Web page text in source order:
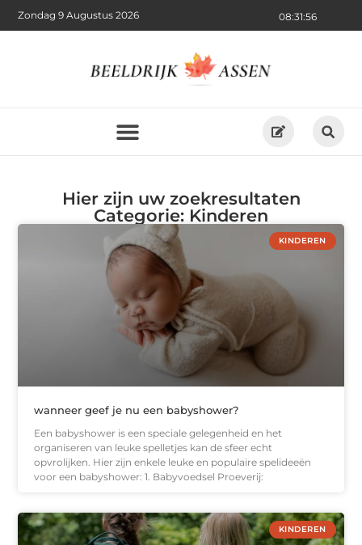
08:31:56
Zondag 9 Augustus 2026
Hier zijn uw zoekresultaten
Categorie: Kinderen
KINDEREN
wanneer geef je nu een babyshower?
Een babyshower is een speciale gelegenheid en het
organiseren van leuke spelletjes kan de sfeer echt
opvrolijken. Hier zijn enkele leuke en populaire spelideeën
voor een babyshower: 1. Babyvoedsel Proeverij:
KINDEREN